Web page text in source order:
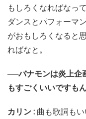
もしろくなればなっ
ダンスとパフォーマ
がおもしろくなると
ればなと。
──バナモンは炎上企
もすごくいいですもん
カリン : 曲も歌詞も